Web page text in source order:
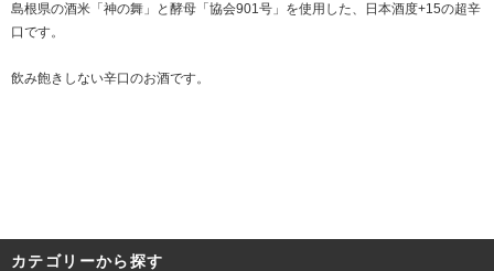
島根県の酒米「神の舞」と酵母「協会901号」を使用した、日本酒度+15の超辛
口です。
飲み飽きしない辛口のお酒です。
カテゴリーから探す